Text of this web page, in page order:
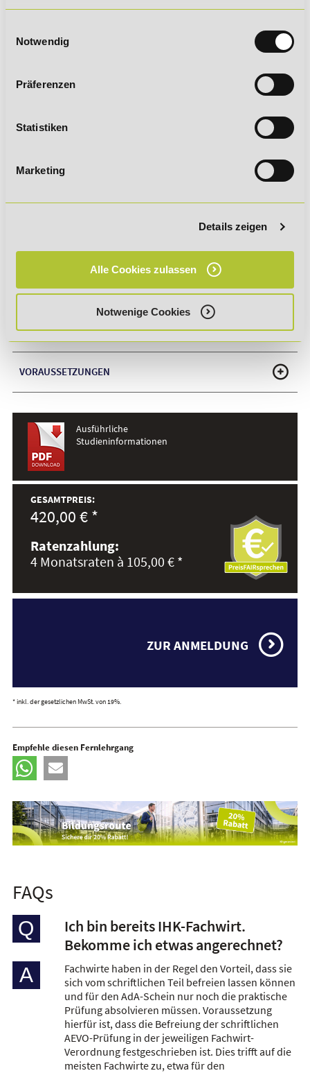
Notwendig
Präferenzen
Statistiken
Marketing
Details zeigen
Alle Cookies zulassen
Notwenige Cookies
Zertifikat mit unbegrenzter Gültigkeit
DAS KÖNNTE DICH AUCH INTERESSIEREN!
WEBINAR-TERMINE
VORAUSSETZUNGEN
Ausführliche
Studieninformationen
GESAMTPREIS:
420,00 € *
Ratenzahlung:
4 Monatsraten à 105,00 € *
ZUR ANMELDUNG
* inkl. der gesetzlichen MwSt. von 19%.
Empfehle diesen Fernlehrgang
FAQs
Q
Ich bin bereits IHK-Fachwirt.
Bekomme ich etwas angerechnet?
A
Fachwirte haben in der Regel den Vorteil, dass sie
sich vom schriftlichen Teil befreien lassen können
und für den AdA-Schein nur noch die praktische
Prüfung absolvieren müssen. Voraussetzung
hierfür ist, dass die Befreiung der schriftlichen
AEVO-Prüfung in der jeweiligen Fachwirt-
Verordnung festgeschrieben ist. Dies trifft auf die
meisten Fachwirte zu, etwa für den